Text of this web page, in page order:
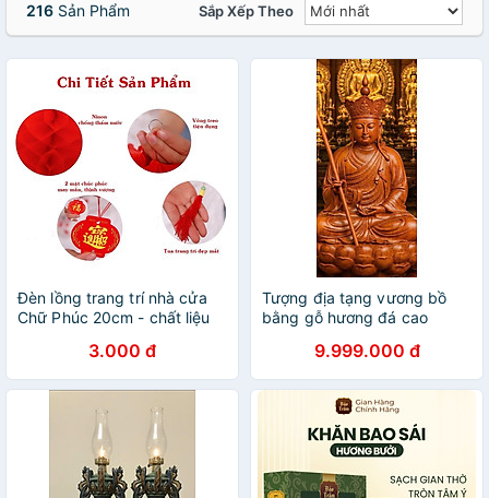
216 Sản Phẩm Sắp Xếp Theo
Đèn lồng trang trí nhà cửa
Chữ Phúc 20cm - chất liệu
3.000 đ
Tượng địa tạng vương bồ
bằng gỗ hương đá cao
9.999.000 đ